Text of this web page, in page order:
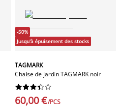
-50%
Jusqu'à épuisement des stocks
TAGMARK
Chaise de jardin TAGMARK noir






60,00 €/PCS